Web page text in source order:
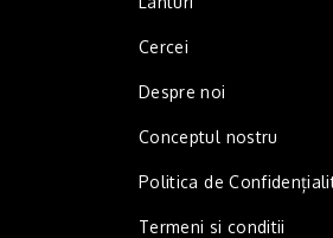
Cercei
Despre noi
Conceptul nostru
Politica de
Termeni si conditii